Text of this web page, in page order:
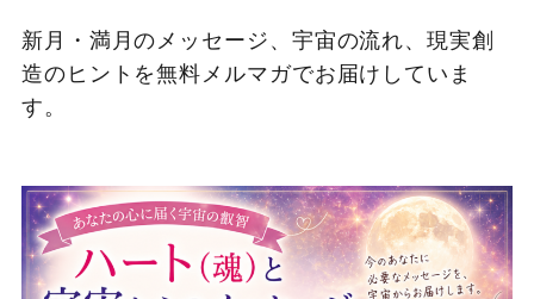
新月・満月のメッセージ、宇宙の流れ、現実創
造のヒントを無料メルマガでお届けしていま
す。